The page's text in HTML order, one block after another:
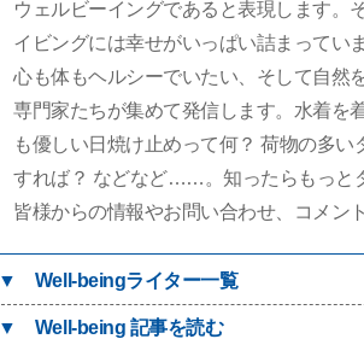
ウェルビーイングであると表現します。
イビングには幸せがいっぱい詰まってい
心も体もヘルシーでいたい、そして自然
専門家たちが集めて発信します。水着を
も優しい日焼け止めって何？ 荷物の多
すれば？ などなど……。知ったらもっと
皆様からの情報やお問い合わせ、コメン
▼ Well-beingライター一覧
▼ Well-being 記事を読む